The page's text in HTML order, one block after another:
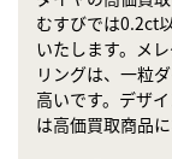
むすびでは0.2ct
いたします。メ
リングは、一粒
高いです。デザ
は高価買取商品に